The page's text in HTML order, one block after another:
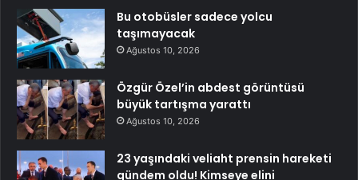
Bu otobüsler sadece yolcu
taşımayacak
Ağustos 10, 2026
Özgür Özel’in abdest görüntüsü
büyük tartışma yarattı
Ağustos 10, 2026
23 yaşındaki veliaht prensin hareketi
gündem oldu! Kimseye elini